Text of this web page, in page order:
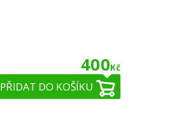
400Kč
PŘIDAT DO KOŠÍKU